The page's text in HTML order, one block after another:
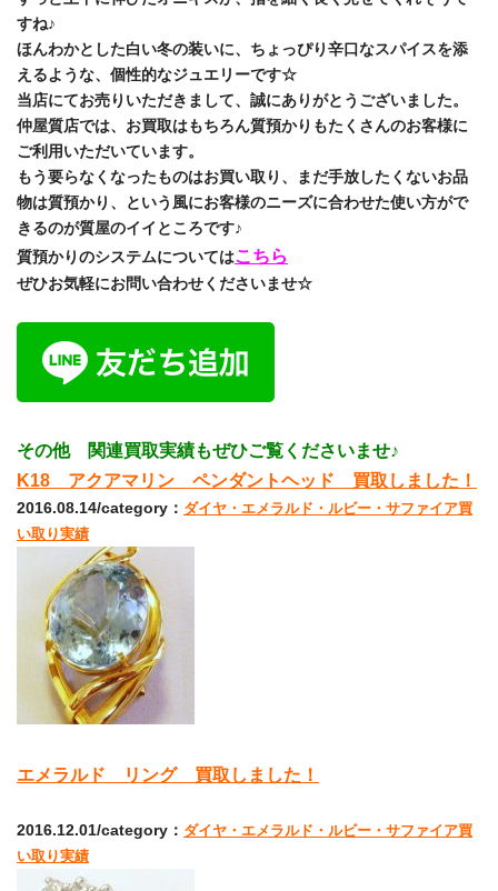
すね♪
ほんわかとした白い冬の装いに、ちょっぴり辛口なスパイスを添
えるような、個性的なジュエリーです☆
当店にてお売りいただきまして、誠にありがとうございました。
仲屋質店では、お買取はもちろん質預かりもたくさんのお客様に
ご利用いただいています。
もう要らなくなったものはお買い取り、まだ手放したくないお品
物は質預かり、という風にお客様のニーズに合わせた使い方がで
きるのが質屋のイイところです♪
質預かりのシステムについてはこちら
ぜひお気軽にお問い合わせくださいませ☆
その他 関連買取実績もぜひご覧くださいませ♪
K18 アクアマリン ペンダントヘッド 買取しました！
2016.08.14/category： ダイヤ・エメラルド・ルビー・サファイア買
い取り実績
エメラルド リング 買取しました！
2016.12.01/category： ダイヤ・エメラルド・ルビー・サファイア買
い取り実績